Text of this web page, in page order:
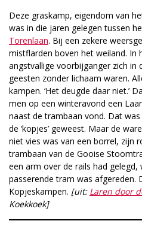
Deze graskamp, eigendom van
was in die jaren gelegen tussen
Torenlaan. Bij een zekere
mistflarden boven het weiland. In
angstvallige voorbijganger zich in
geesten zonder lichaam waren.
kampen. ‘Het deugde daar niet.’
men op een winteravond een
naast de trambaan vond. Dat
de ‘kopjes’ geweest. Maar de
niet vies was van een borrel, zijn
trambaan van de Gooise
een arm over de rails had
passerende tram was afgereden.
Kopjeskampen. [uit: Laren door
Koekkoek]